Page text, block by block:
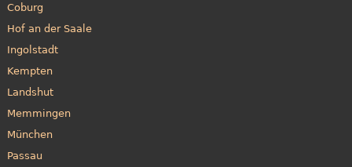
Coburg
Hof an der Saale
Ingolstadt
Kempten
Landshut
Memmingen
München
Passau